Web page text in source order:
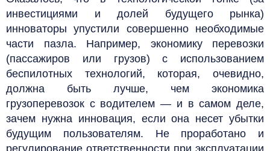
инвестициями и долей будущего рынка)
инноваторы упустили совершенно необходимые
части пазла. Например, экономику перевозки
(пассажиров или грузов) с использованием
беспилотных технологий, которая, очевидно,
должна быть лучше, чем экономика
грузоперевозок с водителем — и в самом деле,
зачем нужна инновация, если она несет убытки
будущим пользователям. Не проработано и
регулирование ответственности при эксплуатации